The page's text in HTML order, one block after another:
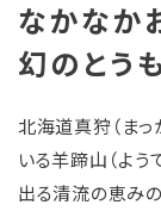
なかなか
幻のとう
北海道真狩（まっ
いる羊蹄山（よ
出る清流の恵み